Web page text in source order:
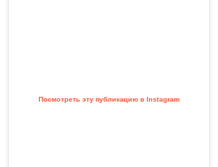
Посмотреть эту публикацию в Instagram